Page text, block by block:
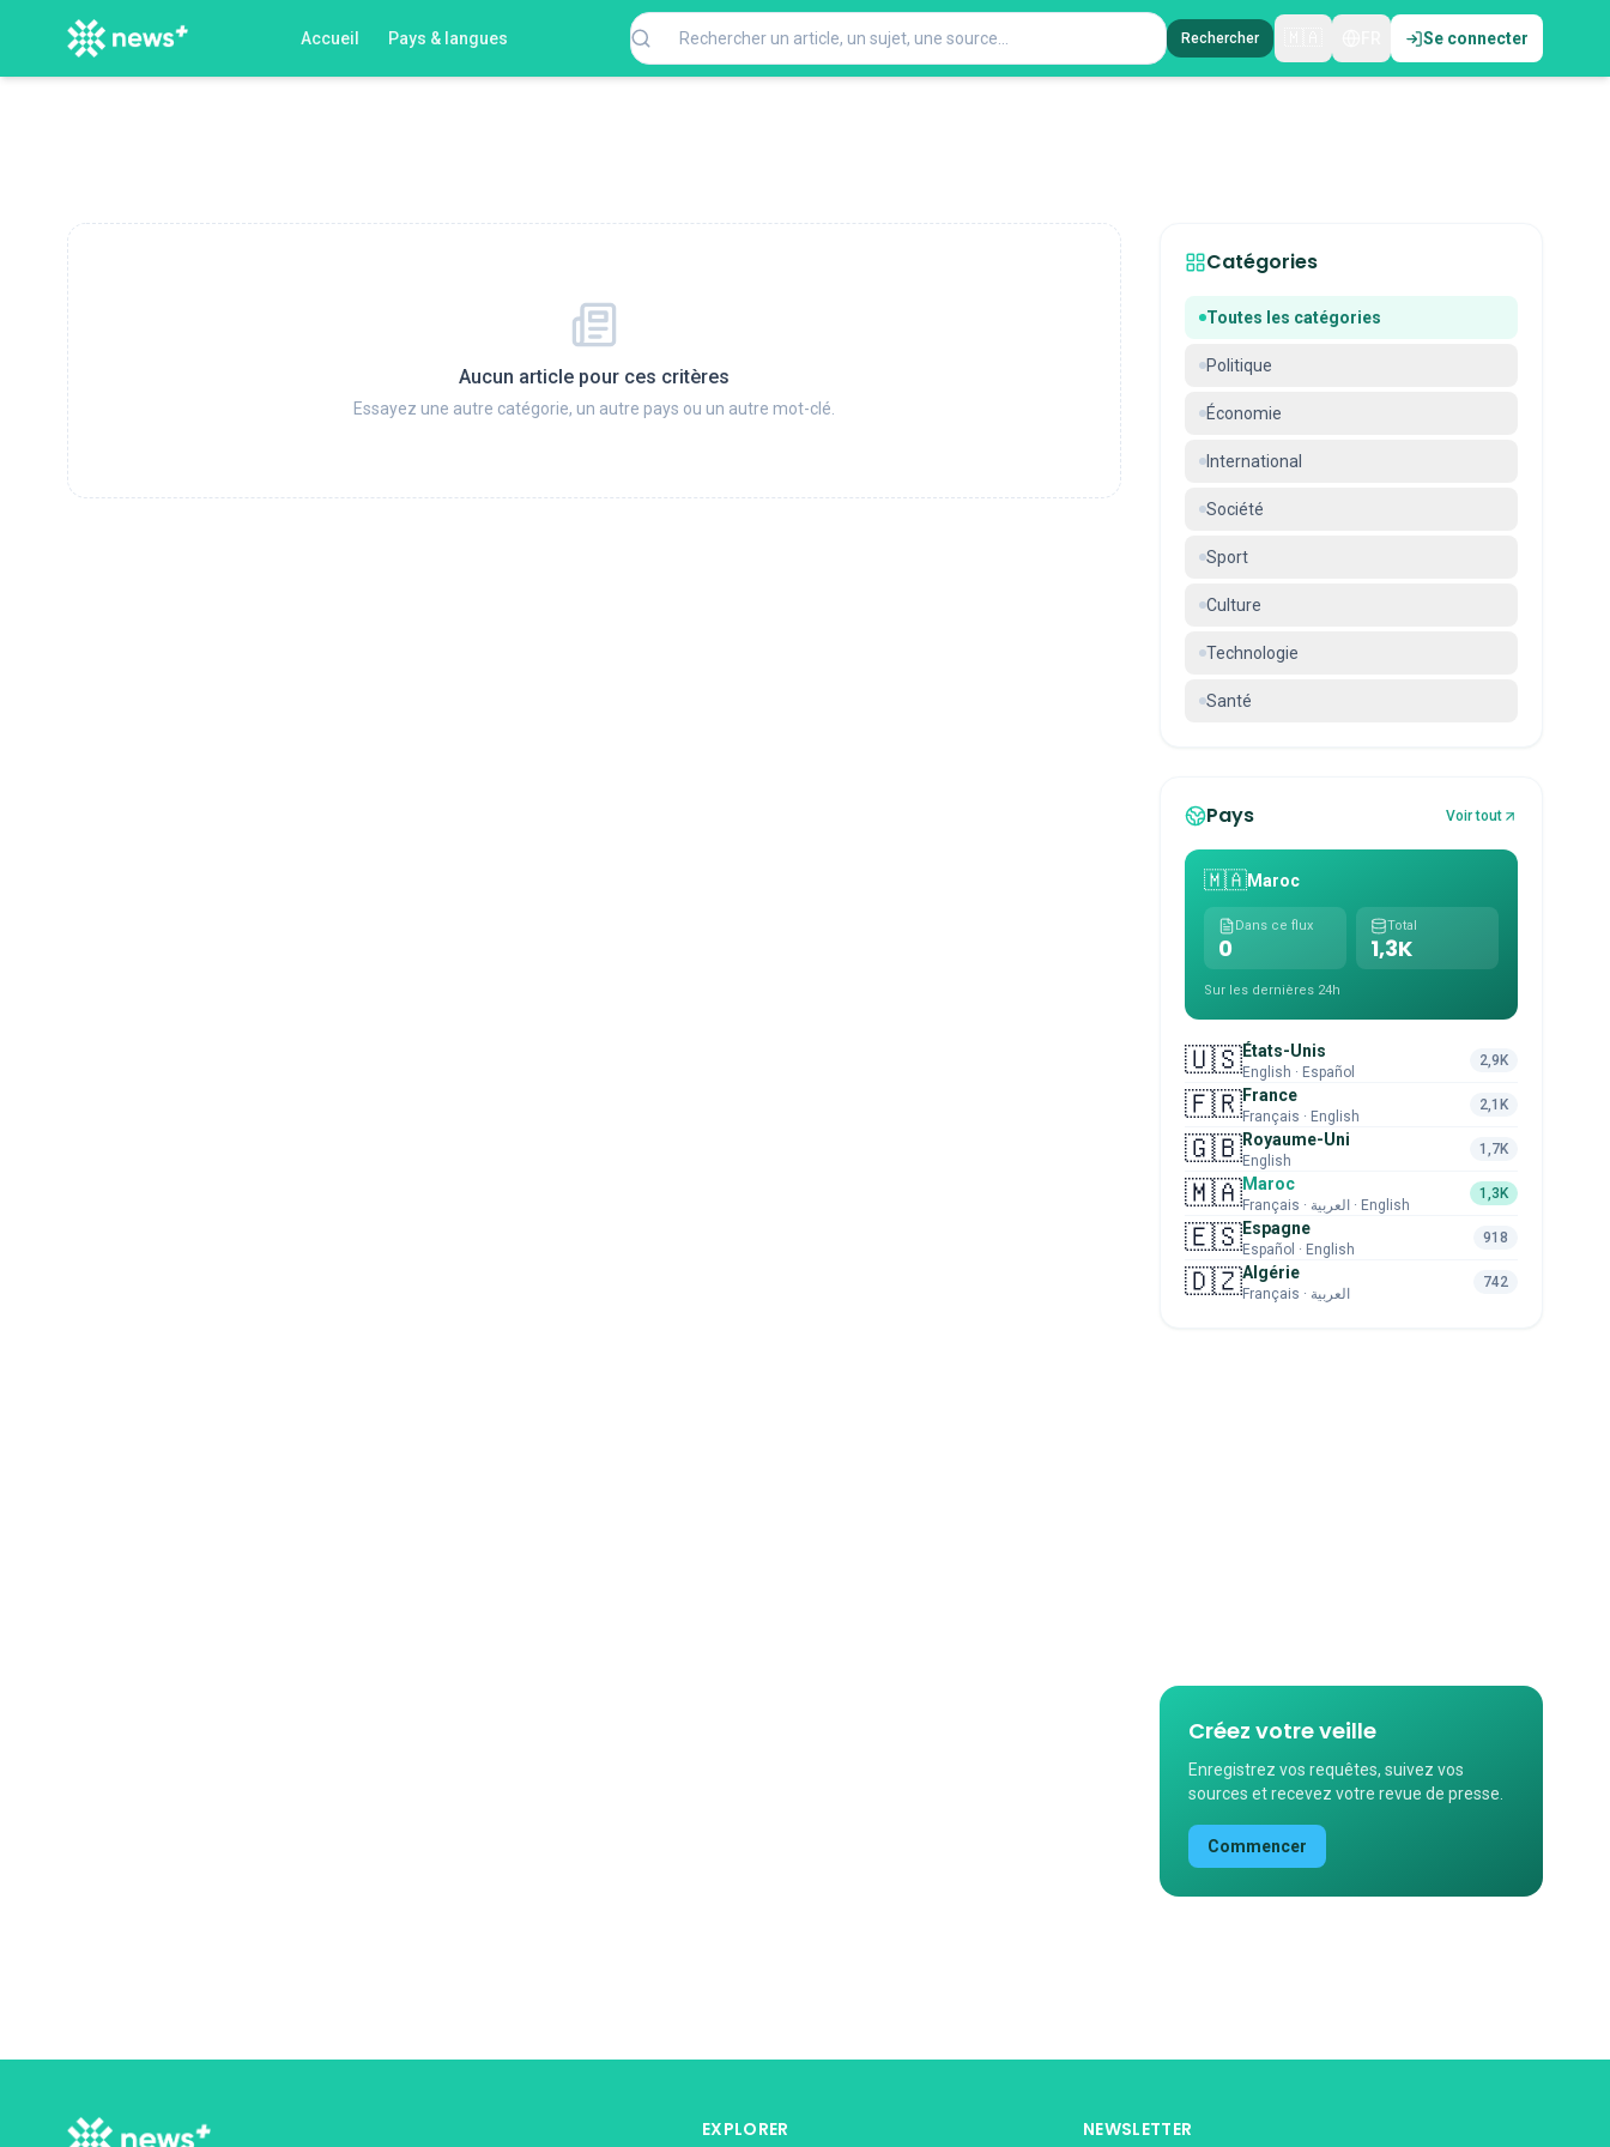
Accueil Pays & langues Rechercher Se connecter
Aucun article pour ces critères
Essayez une autre catégorie, un autre pays ou un autre mot-clé.
Catégories
Toutes les catégories
Politique
Économie
International
Société
Sport
Culture
Technologie
Santé
Pays Voir tout
🇲🇦Maroc
Dans ce flux
0
Total
1,3K
Sur les dernières 24h
🇺🇸États-Unis
English · Español
2,9K
🇫🇷France
Français · English
2,1K
🇬🇧Royaume-Uni
English
1,7K
🇲🇦Maroc
Français · العربية · English
1,3K
🇪🇸Espagne
Español · English
918
🇩🇿Algérie
Français · العربية
742
Créez votre veille
Enregistrez vos requêtes, suivez vos
sources et recevez votre revue de presse.
Commencer
EXPLORER NEWSLETTER